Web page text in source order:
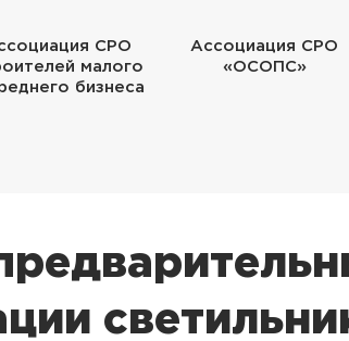
СРО
малого
бизнеса
Ассоциация СРО
«ОСОПС»